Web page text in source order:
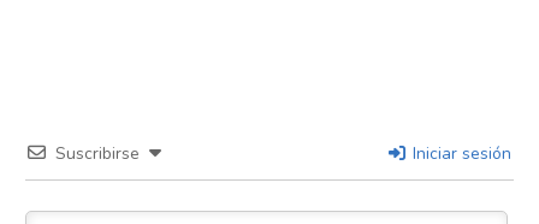
Suscribirse Iniciar sesión